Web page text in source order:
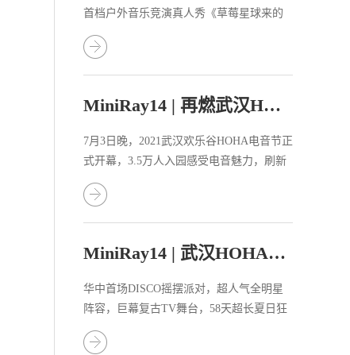
首档户外音乐竞演真人秀《草莓星球来的
人》火热开播！
MiniRay14 | 再燃武汉HOHA电音节！
7月3日晚，2021武汉欢乐谷HOHA电音节正
式开幕，3.5万人入园感受电音魅力，刷新
电音节开幕入园量纪录！
MiniRay14 | 武汉HOHA电音节陪你一起狂欢
华中首场DISCO摇摆派对，超人气全明星
阵容，巨幕复古TV舞台，58天超长夏日狂
欢。�